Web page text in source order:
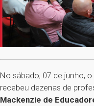
No sábado, 07 de junho,
recebeu dezenas de
Mackenzie de